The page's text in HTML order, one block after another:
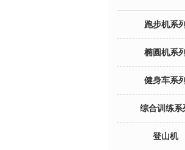
跑步机系列
椭圆机系列
健身车系列
综合训练系
登山机